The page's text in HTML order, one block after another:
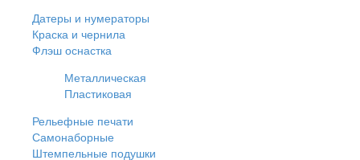
Датеры и нумераторы
Краска и чернила
Флэш оснастка
Металлическая
Пластиковая
Рельефные печати
Самонаборные
Штемпельные подушки